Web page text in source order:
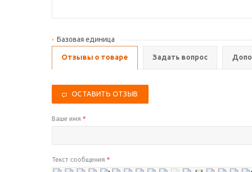
Базовая единица
Отзывы о товаре Задать вопрос
ОСТАВИТЬ ОТЗЫВ
Ваше имя *
Текст сообщения *